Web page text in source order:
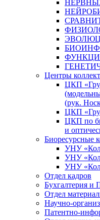
Центры
ЦКП
(рук.
ЦКП
ЦКП по
и
Биоресурсные
УНУ
УНУ
УНУ
Отдел кадров
Бухгалтерия и
Отдел
Научно-
Патентно-